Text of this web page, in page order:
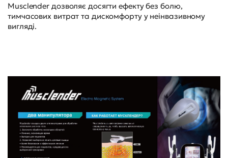
Musclender дозволяє досягти ефекту без болю,
тимчасових витрат та дискомфорту у неінвазивному
вигляді.